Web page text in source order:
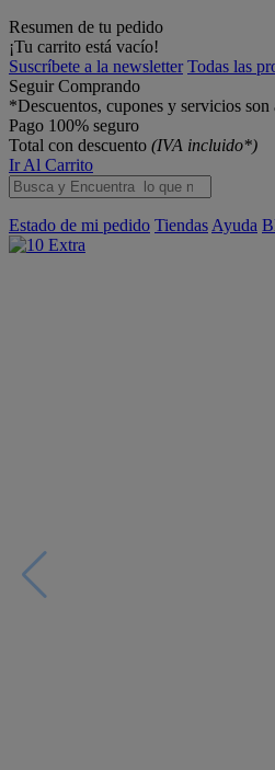
Resumen de tu pedido
¡Tu carrito está vacío!
Suscríbete a la newsletter Todas las
Seguir Comprando
*Descuentos, cupones y servicios
Pago 100% seguro
Total con descuento (IVA incluido*)
Ir Al Carrito
Estado de mi pedido Tiendas Ayuda